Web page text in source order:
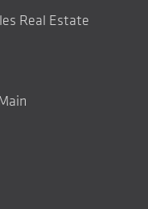
Real Estate